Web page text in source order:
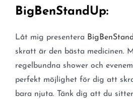
BigBenStandUp:
Låt mig presentera
skratt är den bästa medicinen.
regelbundna shower och
perfekt möjlighet för dig att
bara njuta. Tänk dig att du